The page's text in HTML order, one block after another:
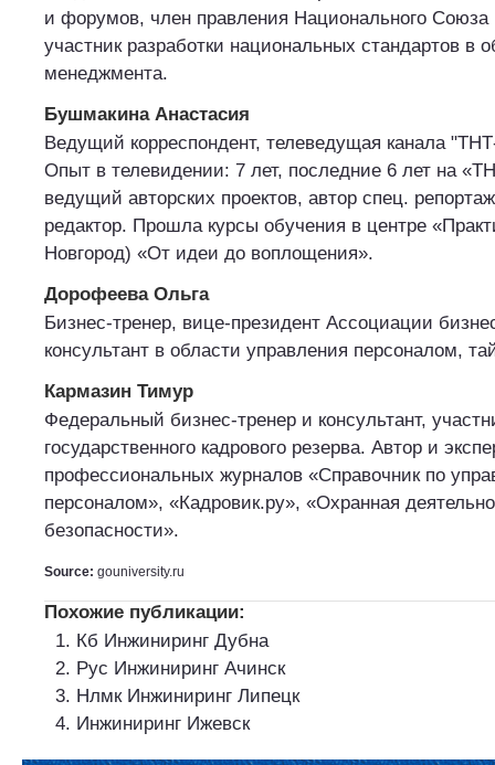
и форумов, член правления Национального Союза
участник разработки национальных стандартов в
менеджмента.
Бушмакина Анастасия
Ведущий корреспондент, телеведущая канала
Опыт в телевидении: 7 лет, последние 6 лет на
ведущий авторских проектов, автор спец.
редактор. Прошла курсы обучения в центре
Новгород) «От идеи до воплощения».
Дорофеева Ольга
Бизнес-тренер, вице-президент Ассоциации
консультант в области управления персоналом,
Кармазин Тимур
Федеральный бизнес-тренер и консультант,
государственного кадрового резерва. Автор и
профессиональных журналов «Справочник по
персоналом», «Кадровик.ру», «Охранная
безопасности».
Source: gouniversity.ru
Похожие публикации:
Кб Инжиниринг Дубна
Рус Инжиниринг Ачинск
Нлмк Инжиниринг Липецк
Инжиниринг Ижевск